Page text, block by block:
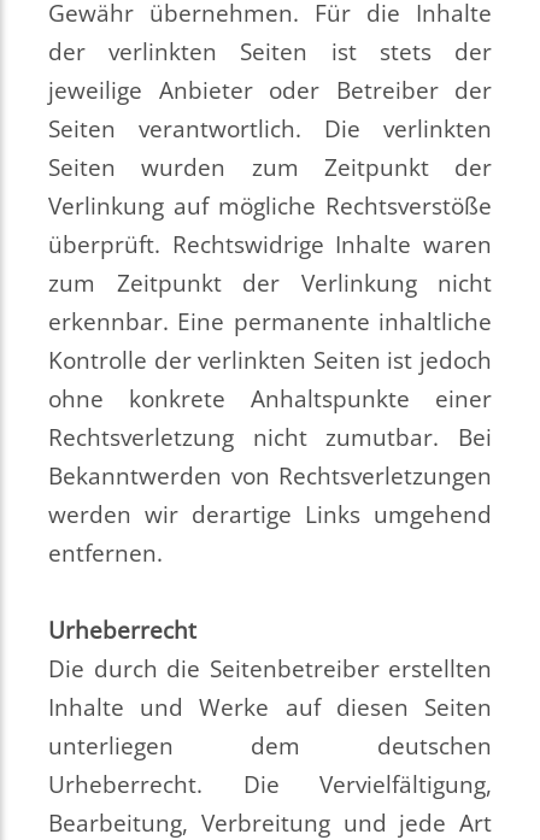
Gewähr übernehmen. Für die Inhalte
der verlinkten Seiten ist stets der
jeweilige Anbieter oder Betreiber der
Seiten verantwortlich. Die verlinkten
Seiten wurden zum Zeitpunkt der
Verlinkung auf mögliche Rechtsverstöße
überprüft. Rechtswidrige Inhalte waren
zum Zeitpunkt der Verlinkung nicht
erkennbar. Eine permanente inhaltliche
Kontrolle der verlinkten Seiten ist jedoch
ohne konkrete Anhaltspunkte einer
Rechtsverletzung nicht zumutbar. Bei
Bekanntwerden von Rechtsverletzungen
werden wir derartige Links umgehend
entfernen.
Urheberrecht
Die durch die Seitenbetreiber erstellten
Inhalte und Werke auf diesen Seiten
unterliegen dem deutschen
Urheberrecht. Die Vervielfältigung,
Bearbeitung, Verbreitung und jede Art